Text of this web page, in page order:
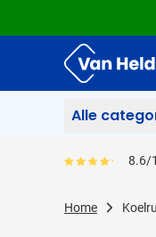
Ga naar de inhoud
Alle
Schrijfgerief
Gemiddeld 8.6/
Home